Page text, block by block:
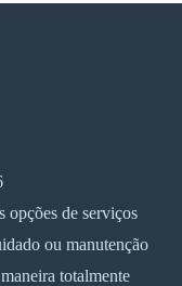
opções de serviços
ou manutenção
totalmente